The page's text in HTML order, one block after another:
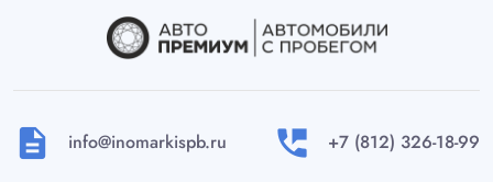
description info@inomarkispb.ru perm_phone_msg +7 (812) 326-18-99